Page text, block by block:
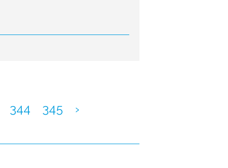
344 345 ›